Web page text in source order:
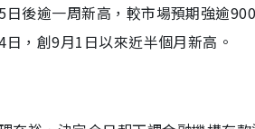
後逾一周新高，較市場預期強逾
，創9月1日以來近半個月新高。